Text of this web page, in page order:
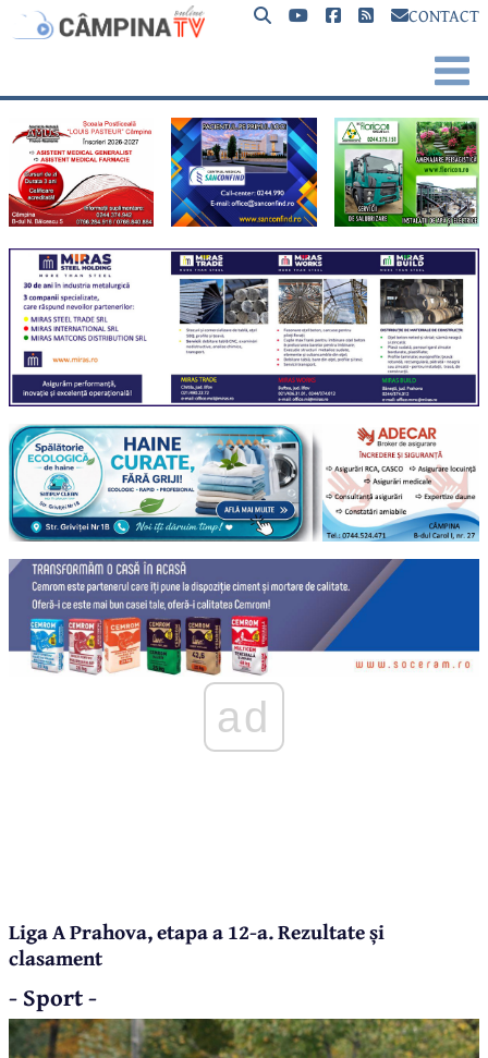
CONTACT
ad
Liga A Prahova, etapa a 12-a. Rezultate și
clasament
- Sport -